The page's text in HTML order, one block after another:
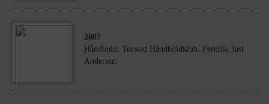
2007
Håndbold. Torsted Håndboldklub. Pernille Just
Andersen.